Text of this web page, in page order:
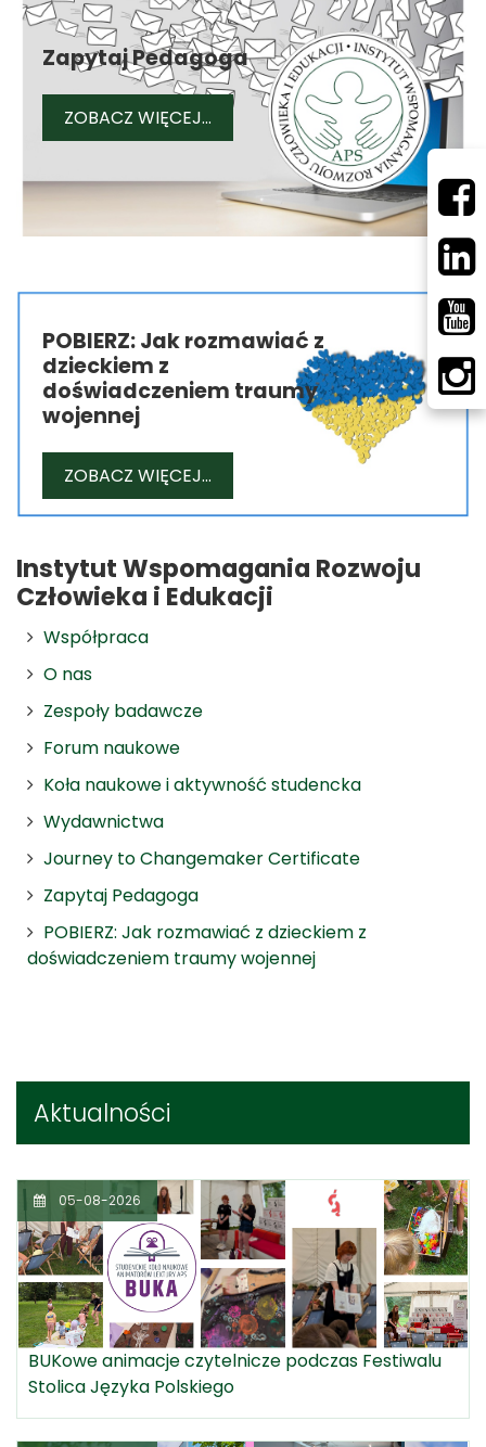
Instytut Wspomagania Rozwoju
Człowieka i Edukacji
Współpraca
O nas
Zespoły badawcze
Forum naukowe
Koła naukowe i aktywność studencka
Wydawnictwa
Journey to Changemaker Certificate
Zapytaj Pedagoga
POBIERZ: Jak rozmawiać z dzieckiem z
doświadczeniem traumy wojennej
Aktualności
05-08-2026
BUKowe animacje czytelnicze podczas Festiwalu
Stolica Języka Polskiego
Zapytaj Pedagoga
ZOBACZ WIĘCEJ... ZAPYTAJ PEDAGOGA
POBIERZ: Jak rozmawiać z
dzieckiem z
doświadczeniem traumy
wojennej
ZOBACZ WIĘCEJ...